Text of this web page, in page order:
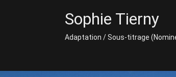
Sophie Tierny
Adaptation / Sous-titrage